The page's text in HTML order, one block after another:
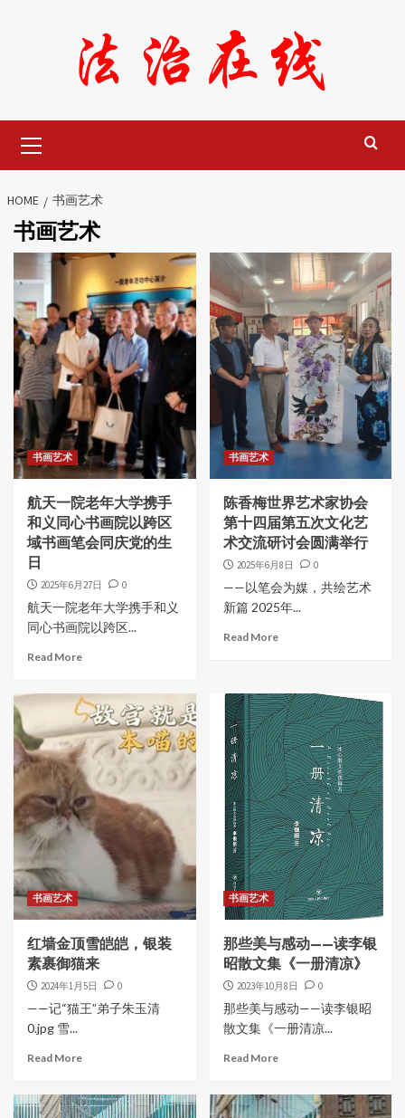
Menu
HOME 书画艺术
书画艺术
书画艺术
航天一院老年大学携手
和义同心书画院以跨区
域书画笔会同庆党的生
日
2025年6月27日 0
航天一院老年大学携手和义
同心书画院以跨区...
Read More
书画艺术
陈香梅世界艺术家协会
第十四届第五次文化艺
术交流研讨会圆满举行
2025年6月8日 0
——以笔会为媒，共绘艺术
新篇 2025年...
Read More
书画艺术
红墙金顶雪皑皑，银装
素裹御猫来
2024年1月5日 0
——记“猫王”弟子朱玉清
0.jpg 雪...
Read More
书画艺术
那些美与感动——读李银
昭散文集《一册清凉》
2023年10月8日 0
那些美与感动——读李银昭
散文集《一册清凉...
Read More